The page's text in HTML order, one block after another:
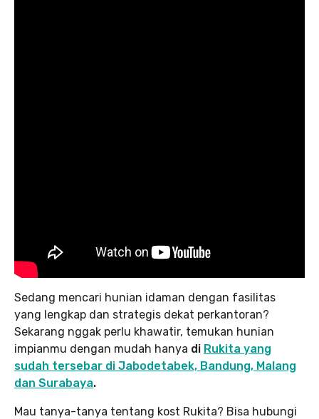
Sedang mencari hunian idaman dengan fasilitas
yang lengkap dan strategis dekat perkantoran?
Sekarang nggak perlu khawatir, temukan hunian
impianmu dengan mudah hanya di Rukita yang
sudah tersebar di Jabodetabek, Bandung, Malang
dan Surabaya.
Mau tanya-tanya tentang kost Rukita? Bisa hubungi